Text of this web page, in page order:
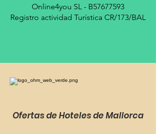
Online4you SL - B57677593
Registro actividad Turística CR/173/BAL
Ofertas de Hoteles de Mallorca